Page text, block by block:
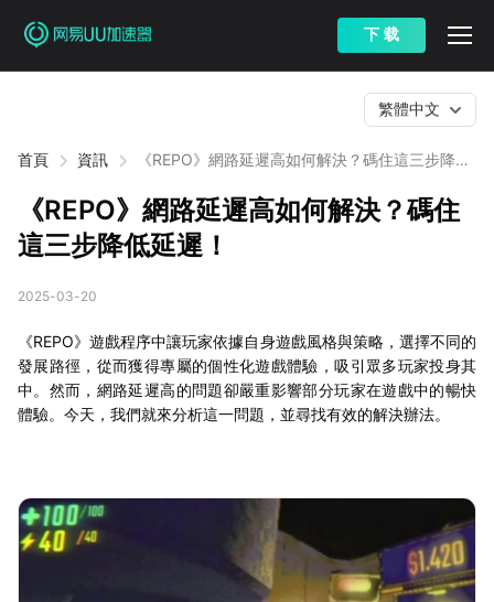
下 载
首頁 資訊
《REPO》網路延遲高如何解決？碼住這三步降低
繁體中文
《REPO》網路延遲高如何解決？碼住
這三步降低延遲！
2025-03-20
《REPO》遊戲程序中讓玩家依據自身遊戲風格與策略，選擇不同的
發展路徑，從而獲得專屬的個性化遊戲體驗，吸引眾多玩家投身其
中。然而，網路延遲高的問題卻嚴重影響部分玩家在遊戲中的暢快
體驗。今天，我們就來分析這一問題，並尋找有效的解決辦法。